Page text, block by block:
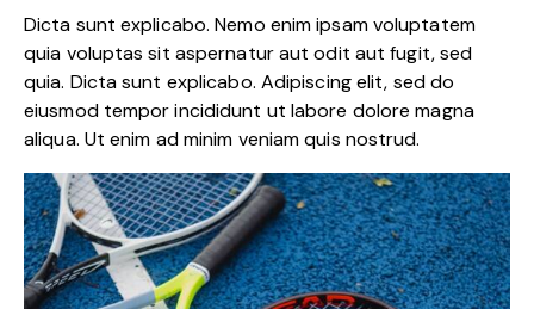
Dicta sunt explicabo. Nemo enim ipsam voluptatem
quia voluptas sit aspernatur aut odit aut fugit, sed
quia. Dicta sunt explicabo. Adipiscing elit, sed do
eiusmod tempor incididunt ut labore dolore magna
aliqua. Ut enim ad minim veniam quis nostrud.